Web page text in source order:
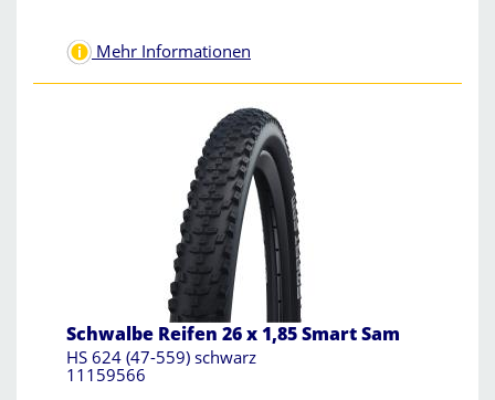
Mehr Informationen
Schwalbe Reifen 26 x 1,85 Smart Sam
HS 624 (47-559) schwarz
11159566